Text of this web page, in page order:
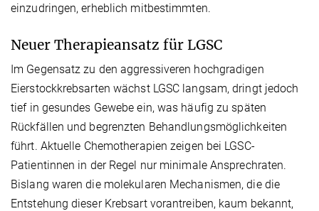
einzudringen, erheblich mitbestimmten.
Neuer Therapieansatz für LGSC
Im Gegensatz zu den aggressiveren hochgradigen
Eierstockkrebsarten wächst LGSC langsam, dringt jedoch
tief in gesundes Gewebe ein, was häufig zu späten
Rückfällen und begrenzten Behandlungsmöglichkeiten
führt. Aktuelle Chemotherapien zeigen bei LGSC-
Patientinnen in der Regel nur minimale Ansprechraten.
Bislang waren die molekularen Mechanismen, die die
Entstehung dieser Krebsart vorantreiben, kaum bekannt,